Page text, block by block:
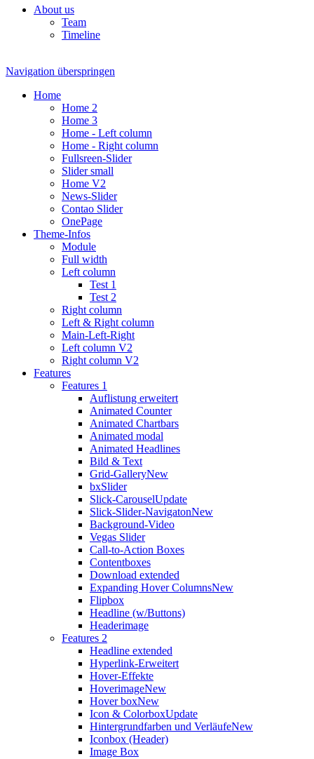
About us
Team
Timeline
Navigation überspringen
Home
Home 2
Home 3
Home - Left column
Home - Right column
Fullsreen-Slider
Slider small
Home V2
News-Slider
Contao Slider
OnePage
Theme-Infos
Module
Full width
Left column
Test 1
Test 2
Right column
Left & Right column
Main-Left-Right
Left column V2
Right column V2
Features
Features 1
Auflistung erweitert
Animated Counter
Animated Chartbars
Animated modal
Animated Headlines
Bild & Text
Grid-GalleryNew
bxSlider
Slick-CarouselUpdate
Slick-Slider-NavigatonNew
Background-Video
Vegas Slider
Call-to-Action Boxes
Contentboxes
Download extended
Expanding Hover ColumnsNew
Flipbox
Headline (w/Buttons)
Headerimage
Features 2
Headline extended
Hyperlink-Erweitert
Hover-Effekte
HoverimageNew
Hover boxNew
Icon & ColorboxUpdate
Hintergrundfarben und VerläufeNew
Iconbox (Header)
Image Box